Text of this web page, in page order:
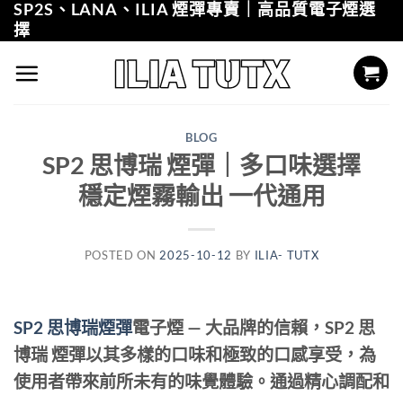
Skip
to
content
SP2S、LANA、ILIA 煙彈專賣｜高品質電子煙選
擇
BLOG
SP2 思博瑞 煙彈｜多口味選擇
穩定煙霧輸出 一代通用
POSTED ON 2025-10-12 BY ILIA- TUTX
SP2 思博瑞煙彈電子煙 — 大品牌的信賴，SP2 思
博瑞 煙彈以其多樣的口味和極致的口感享受，為
使用者帶來前所未有的味覺體驗。通過精心調配和